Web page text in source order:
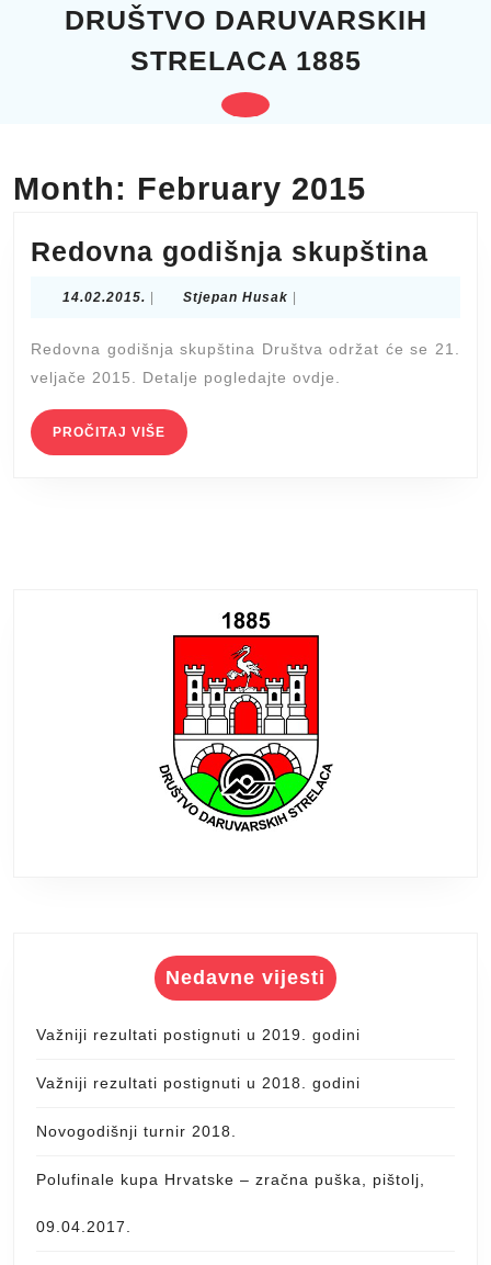
DRUŠTVO DARUVARSKIH
STRELACA 1885
Open
Month: February 2015
Redovna godišnja skupština
14.02.2015. 14.02.2015.
Stjepan Husak Stjepan
Redovna godišnja skupština Društva održat će se 21.
veljače 2015. Detalje pogledajte ovdje.
PROČITAJ VIŠE PROČITAJ
VIŠE
Nedavne vijesti
Važniji rezultati postignuti u 2019. godini
Važniji rezultati postignuti u 2018. godini
Novogodišnji turnir 2018.
Polufinale kupa Hrvatske – zračna puška, pištolj,
09.04.2017.